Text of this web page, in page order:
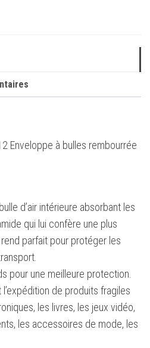
Enveloppe à bulles rembourrée
d’air intérieure absorbant les
qui lui confère une plus
parfait pour protéger les
pour une meilleure protection.
de produits fragiles
les livres, les jeux vidéo,
les accessoires de mode, les